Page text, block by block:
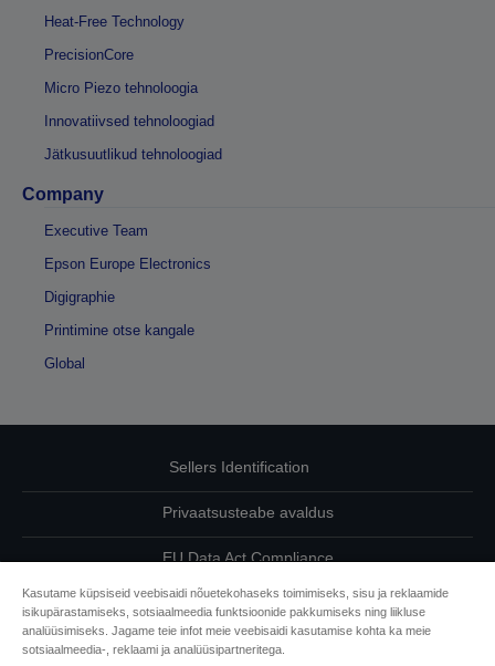
Heat-Free Technology
PrecisionCore
Micro Piezo tehnoloogia
Innovatiivsed tehnoloogiad
Jätkusuutlikud tehnoloogiad
Company
Executive Team
Epson Europe Electronics
Digigraphie
Printimine otse kangale
Global
Sellers Identification
Privaatsusteabe avaldus
EU Data Act Compliance
Võtke meiega oma andmete osas ühendust
Cookie Information
Kasutame küpsiseid veebisaidi nõuetekohaseks toimimiseks, sisu ja reklaamide
isikupärastamiseks, sotsiaalmeedia funktsioonide pakkumiseks ning liikluse
analüüsimiseks. Jagame teie infot meie veebisaidi kasutamise kohta ka meie
sotsiaalmeedia-, reklaami ja analüüsipartneritega.